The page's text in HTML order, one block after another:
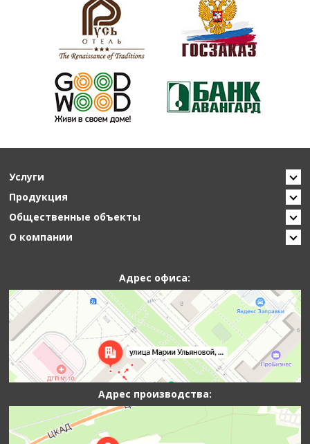
Услуги
Продукция
Общественные объекты
О компании
Адрес офиса:
Адрес производства: